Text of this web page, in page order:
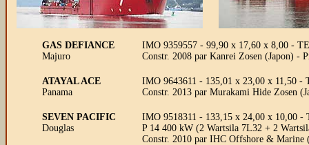
GAS DEFIANCE
Majuro
IMO 9359557 - 99,90 x 17,60 x 8,00 -
Constr. 2008 par Kanrei Zosen (Japon) -
ATAYAL ACE
Panama
IMO 9643611 - 135,01 x 23,00 x 11,50
Constr. 2013 par Murakami Hide Zosen
SEVEN PACIFIC
Douglas
IMO 9518311 - 133,15 x 24,00 x 10,00
P 14 400 kW (2 Wartsila 7L32 + 2
Constr. 2010 par IHC Offshore & Marine